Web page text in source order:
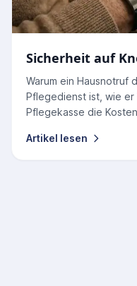
Sicherheit auf
Warum ein Hausnotruf
Pflegedienst ist, wie
Pflegekasse die
Artikel lesen